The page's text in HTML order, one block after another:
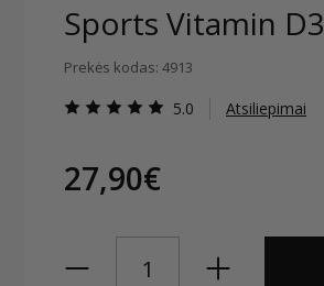
Sports Vitamin
Prekės kodas: 4913
5.0 Atsiliepimai
27,90€